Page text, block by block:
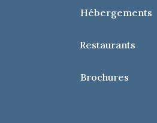
Hébergements
Restaurants
Brochures